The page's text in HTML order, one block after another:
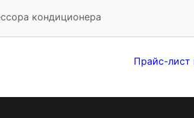
кондиционера
Прайс-лист